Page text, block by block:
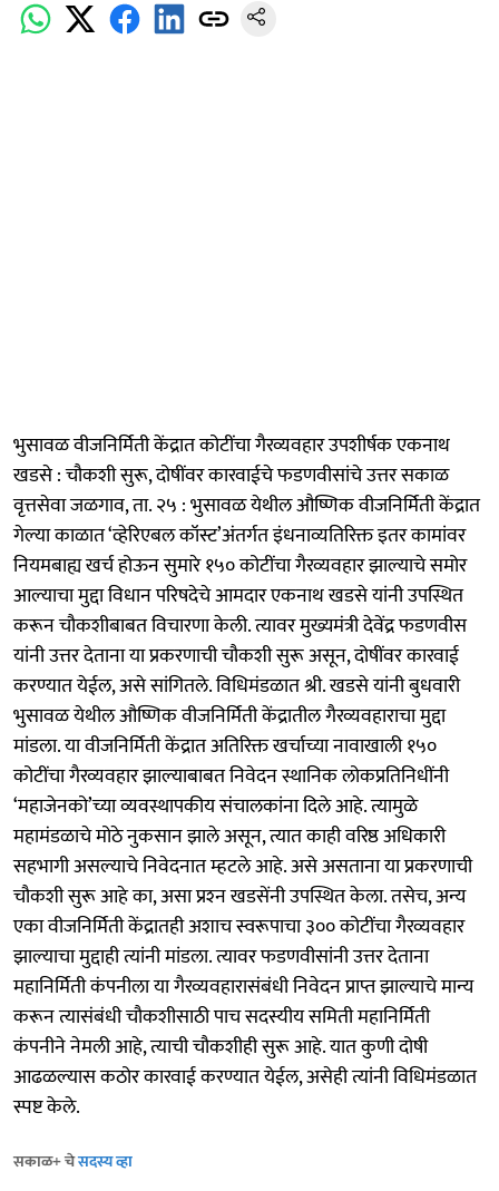
भुसावळ वीजनिर्मिती केंद्रात कोटींचा गैरव्यवहार उपशीर्षक एकनाथ
खडसे : चौकशी सुरू, दोषींवर कारवाईचे फडणवीसांचे उत्तर सकाळ
वृत्तसेवा जळगाव, ता. २५ : भुसावळ येथील औष्णिक वीजनिर्मिती केंद्रात
गेल्या काळात ‘व्हेरिएबल कॉस्ट’अंतर्गत इंधनाव्यतिरिक्त इतर कामांवर
नियमबाह्य खर्च होऊन सुमारे १५० कोटींचा गैरव्यवहार झाल्याचे समोर
आल्याचा मुद्दा विधान परिषदेचे आमदार एकनाथ खडसे यांनी उपस्थित
करून चौकशीबाबत विचारणा केली. त्यावर मुख्यमंत्री देवेंद्र फडणवीस
यांनी उत्तर देताना या प्रकरणाची चौकशी सुरू असून, दोषींवर कारवाई
करण्यात येईल, असे सांगितले. विधिमंडळात श्री. खडसे यांनी बुधवारी
भुसावळ येथील औष्णिक वीजनिर्मिती केंद्रातील गैरव्यवहाराचा मुद्दा
मांडला. या वीजनिर्मिती केंद्रात अतिरिक्त खर्चाच्या नावाखाली १५०
कोटींचा गैरव्यवहार झाल्याबाबत निवेदन स्थानिक लोकप्रतिनिधींनी
‘महाजेनको’च्या व्यवस्थापकीय संचालकांना दिले आहे. त्यामुळे
महामंडळाचे मोठे नुकसान झाले असून, त्यात काही वरिष्ठ अधिकारी
सहभागी असल्याचे निवेदनात म्हटले आहे. असे असताना या प्रकरणाची
चौकशी सुरू आहे का, असा प्रश्‍न खडसेंनी उपस्थित केला. तसेच, अन्य
एका वीजनिर्मिती केंद्रातही अशाच स्वरूपाचा ३०० कोटींचा गैरव्यवहार
झाल्याचा मुद्दाही त्यांनी मांडला. त्यावर फडणवीसांनी उत्तर देताना
महानिर्मिती कंपनीला या गैरव्यवहारासंबंधी निवेदन प्राप्त झाल्याचे मान्य
करून त्यासंबंधी चौकशीसाठी पाच सदस्यीय समिती महानिर्मिती
कंपनीने नेमली आहे, त्याची चौकशीही सुरू आहे. यात कुणी दोषी
आढळल्यास कठोर कारवाई करण्यात येईल, असेही त्यांनी विधिमंडळात
स्पष्ट केले.
सकाळ+ चेसदस्य व्हा